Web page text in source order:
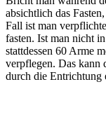
absichtlich das
Fall ist man
fasten. Ist man nicht
stattdessen 60 Arme
verpflegen. Das kann
durch die Entrichtung